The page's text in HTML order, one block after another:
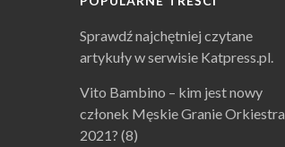
Sprawdź najchętniej czytane
artykuły w serwisie Katpress.pl.
Vito Bambino – kim jest nowy
członek Męskie Granie Orkiestra
2021? (8)